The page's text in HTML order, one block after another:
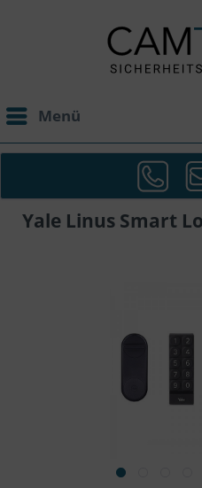
Menü
Yale Linus Smart